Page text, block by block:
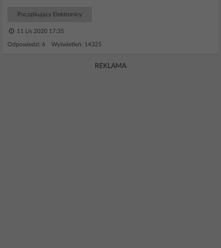
Początkujący Elektronicy
11 Lis 2020 17:35
Odpowiedzi: 6 Wyświetleń: 14325
REKLAMA